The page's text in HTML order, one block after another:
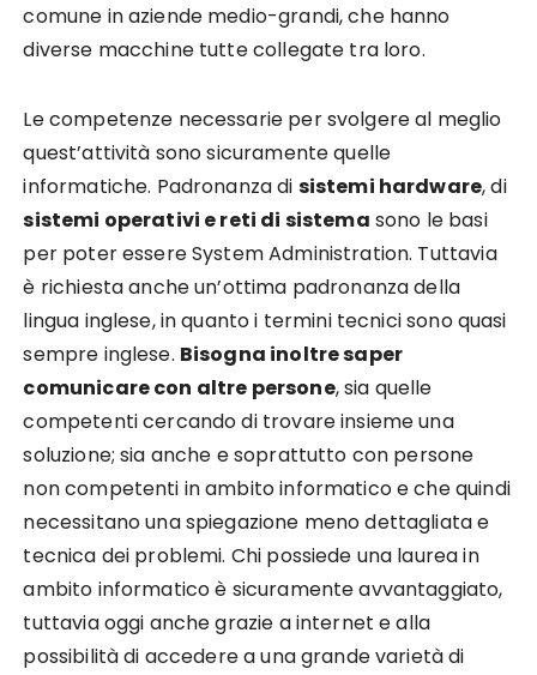
comune in aziende medio-grandi, che hanno
diverse macchine tutte collegate tra loro.
Le competenze necessarie per svolgere al meglio
quest’attività sono sicuramente quelle
informatiche. Padronanza di sistemi hardware, di
sistemi operativi e reti di sistema sono le basi
per poter essere System Administration. Tuttavia
è richiesta anche un’ottima padronanza della
lingua inglese, in quanto i termini tecnici sono quasi
sempre inglese. Bisogna inoltre saper
comunicare con altre persone, sia quelle
competenti cercando di trovare insieme una
soluzione; sia anche e soprattutto con persone
non competenti in ambito informatico e che quindi
necessitano una spiegazione meno dettagliata e
tecnica dei problemi. Chi possiede una laurea in
ambito informatico è sicuramente avvantaggiato,
tuttavia oggi anche grazie a internet e alla
possibilità di accedere a una grande varietà di